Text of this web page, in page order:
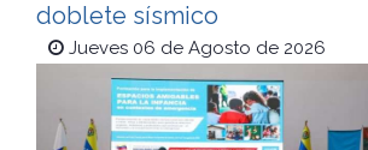
doblete sísmico
Jueves 06 de Agosto de 2026